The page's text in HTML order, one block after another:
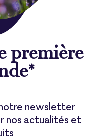
première
newsletter
nos actualités et